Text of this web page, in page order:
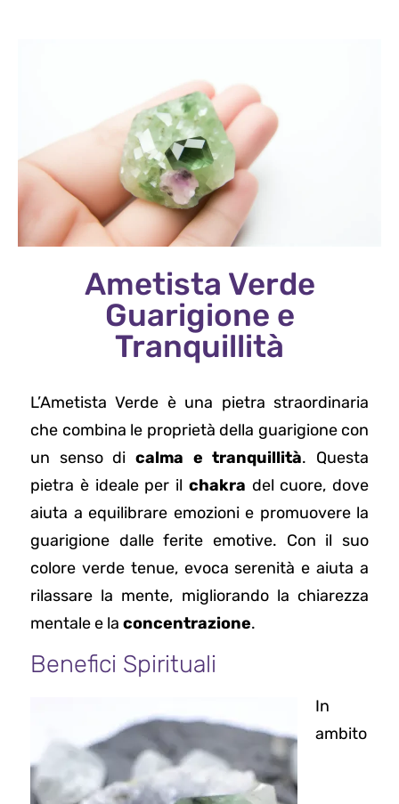
Ametista Verde
Guarigione e
Tranquillità
L’Ametista Verde è una pietra straordinaria
che combina le proprietà della guarigione con
un senso di calma e tranquillità. Questa
pietra è ideale per il chakra del cuore, dove
aiuta a equilibrare emozioni e promuovere la
guarigione dalle ferite emotive. Con il suo
colore verde tenue, evoca serenità e aiuta a
rilassare la mente, migliorando la chiarezza
mentale e la concentrazione.
Benefici Spirituali
In
ambito